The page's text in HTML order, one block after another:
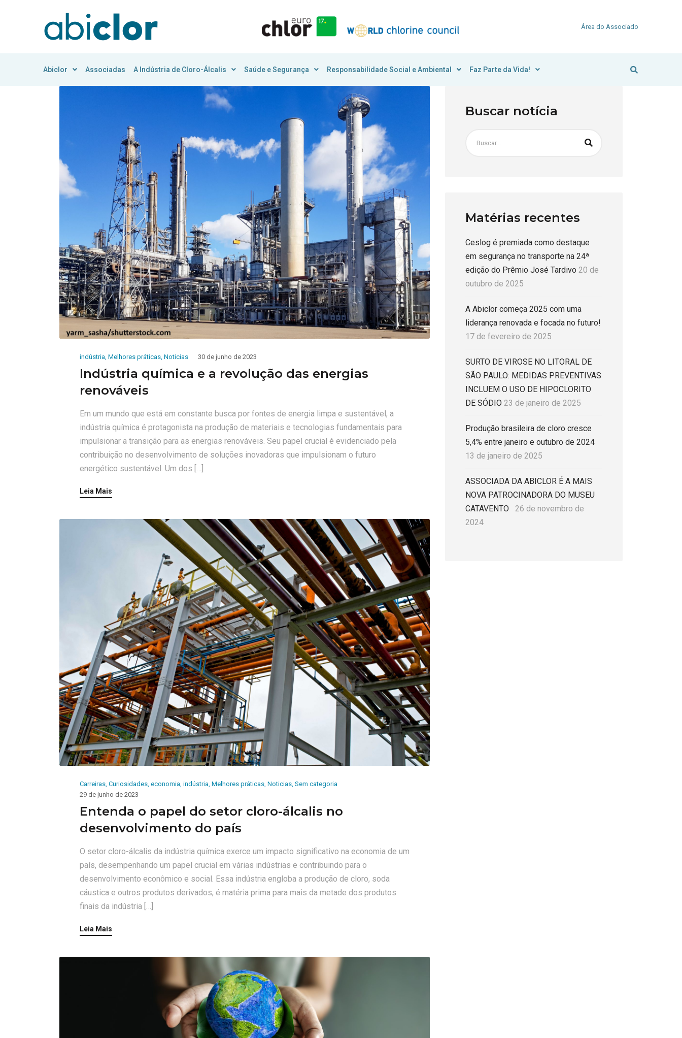
Área do Associado
Abiclor Associadas A Indústria de Cloro-Álcalis Saúde e Segurança Responsabilidade Social e Ambiental Faz Parte da Vida!
indústria, Melhores práticas, Noticias 30 de junho de 2023
Indústria química e a revolução das energias
renováveis
Em um mundo que está em constante busca por fontes de energia limpa e sustentável, a
indústria química é protagonista na produção de materiais e tecnologias fundamentais para
impulsionar a transição para as energias renováveis. Seu papel crucial é evidenciado pela
contribuição no desenvolvimento de soluções inovadoras que impulsionam o futuro
energético sustentável. Um dos […]
Leia Mais
Carreiras Curiosidades economia indústria Melhores práticas Noticias Sem categoria
29 de junho de 2023
Entenda o papel do setor cloro-álcalis no
desenvolvimento do país
O setor cloro-álcalis da indústria química exerce um impacto significativo na economia de um
país, desempenhando um papel crucial em várias indústrias e contribuindo para o
desenvolvimento econômico e social. Essa indústria engloba a produção de cloro, soda
cáustica e outros produtos derivados, é matéria prima para mais da metade dos produtos
finais da indústria […]
Leia Mais
Buscar notícia
Matérias recentes
Ceslog é premiada como destaque
em segurança no transporte na 24ª
edição do Prêmio José Tardivo 20 de
outubro de 2025
A Abiclor começa 2025 com uma
liderança renovada e focada no futuro!
17 de fevereiro de 2025
SURTO DE VIROSE NO LITORAL DE
SÃO PAULO: MEDIDAS PREVENTIVAS
INCLUEM O USO DE HIPOCLORITO
DE SÓDIO 23 de janeiro de 2025
Produção brasileira de cloro cresce
5,4% entre janeiro e outubro de 2024
13 de janeiro de 2025
ASSOCIADA DA ABICLOR É A MAIS
NOVA PATROCINADORA DO MUSEU
CATAVENTO
26 de novembro de
2024